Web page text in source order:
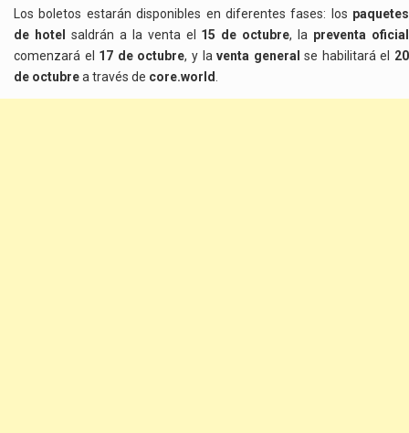
Los boletos estarán disponibles en diferentes fases: los paquetes
de hotel saldrán a la venta el 15 de octubre, la preventa oficial
comenzará el 17 de octubre, y laventa general se habilitará el 20
de octubrea través de core.world